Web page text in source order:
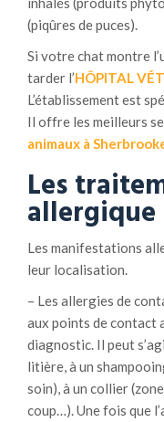
(piqûres de puces).
Si votre chat montre
tarder l’HÔPITAL
L’établissement est
Il offre les meilleurs
animaux à
Les
allergique
Les manifestations
leur localisation.
– Les allergies de
aux points de contact
diagnostic. Il peut
litière, à un
soin), à un collier
coup…). Une fois que